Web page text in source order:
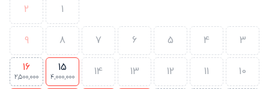
1
2
3
4
5
6
7
8
9
10
11
12
13
14
15
4,000,000
16
2,500,000